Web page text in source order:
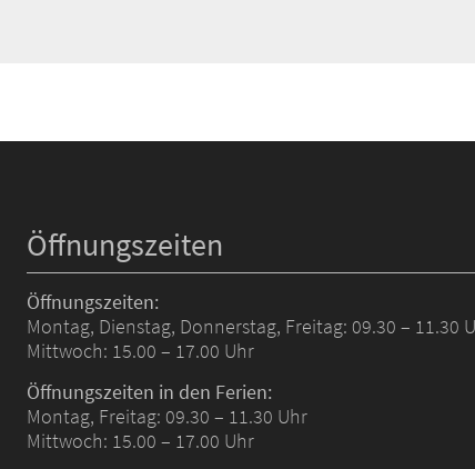
Öffnungszeiten
Öffnungszeiten:
Montag, Dienstag, Donnerstag, Freitag: 09.30 – 11.30
Mittwoch: 15.00 – 17.00 Uhr
Öffnungszeiten in den Ferien:
Montag, Freitag: 09.30 – 11.30 Uhr
Mittwoch: 15.00 – 17.00 Uhr